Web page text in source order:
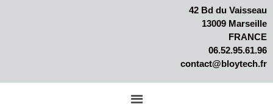
42 Bd du Vaisseau
13009 Marseille
FRANCE
06.52.95.61.96
contact@bloytech.fr